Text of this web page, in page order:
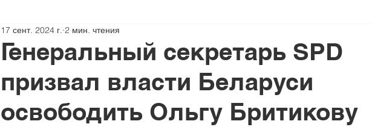
Генеральный секретарь SPD
призвал власти Беларуси
освободить Ольгу Бритикову
17 сент. 2024 г. 2 мин. чтения